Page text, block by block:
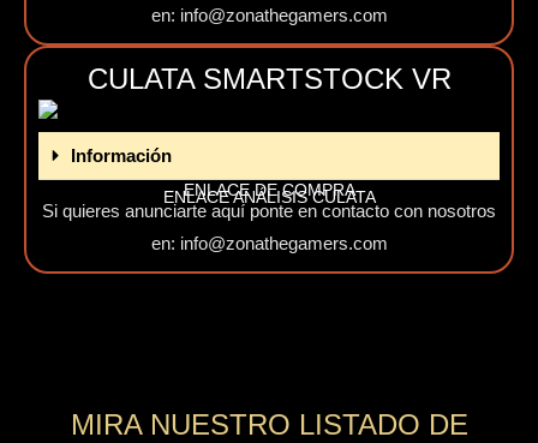
en: info@zonathegamers.com
CULATA SMARTSTOCK VR
Información
ENLACE DE COMPRA
ENLACE ANÁLISIS CULATA
Si quieres anunciarte aquí ponte en contacto con nosotros
en: info@zonathegamers.com
MIRA NUESTRO LISTADO DE